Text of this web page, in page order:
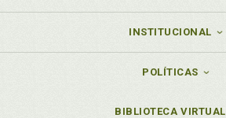
INSTITUCIONAL
POLÍTICAS
BIBLIOTECA VIRTUAL